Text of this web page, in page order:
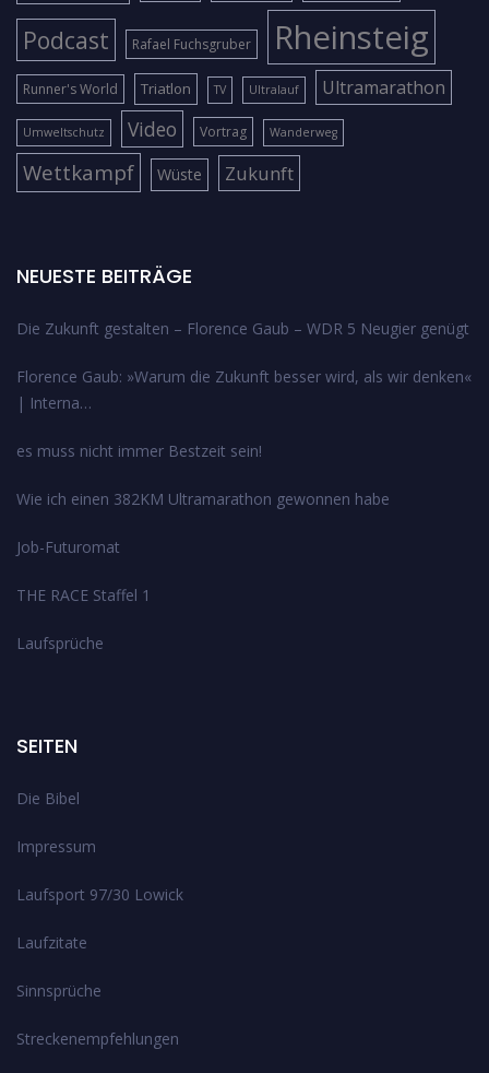
Podcast Rafael Fuchsgruber Rheinsteig
Runner's World Triatlon TV Ultralauf Ultramarathon
Umweltschutz Video Vortrag Wanderweg
Wettkampf Wüste Zukunft
NEUESTE BEITRÄGE
Die Zukunft gestalten – Florence Gaub – WDR 5 Neugier genügt
Florence Gaub: »Warum die Zukunft besser wird, als wir denken«
| Interna…
es muss nicht immer Bestzeit sein!
Wie ich einen 382KM Ultramarathon gewonnen habe
Job-Futuromat
THE RACE Staffel 1
Laufsprüche
SEITEN
Die Bibel
Impressum
Laufsport 97/30 Lowick
Laufzitate
Sinnsprüche
Streckenempfehlungen